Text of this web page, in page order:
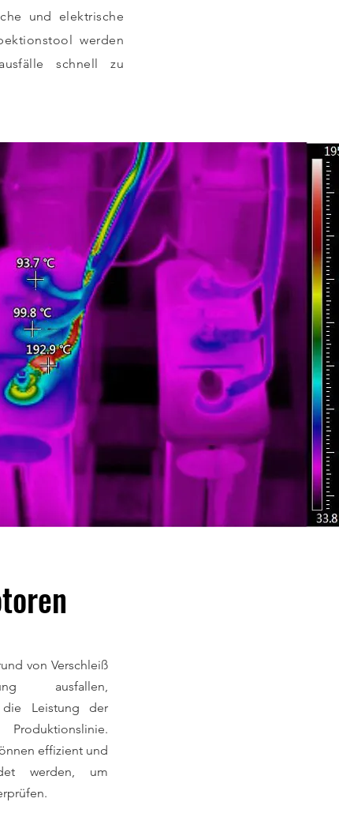
und elektrische
werden
schnell zu
von Verschleiß
ausfallen,
Leistung der
effizient und
werden, um